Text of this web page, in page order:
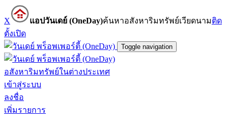
X แอปวันเดย์ (OneDay)ค้นหาอสังหาริมทรัพย์เวียดนามติด
ตั้งเปิด
Toggle navigation
อสังหาริมทรัพย์ในต่างประเทศ
เข้าสู่ระบบ
ลงชื่อ
เพิ่มรายการ